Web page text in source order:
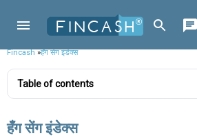
Fincash»हँग सेंग इंडेक्स
Table of contents
हँग सेंग इंडेक्स